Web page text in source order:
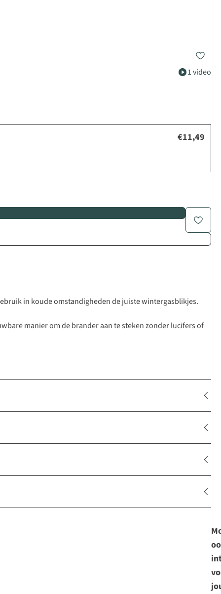
1 video
€11,49
in koude omstandigheden de juiste wintergasblikjes.
manier om de brander aan te steken zonder lucifers of